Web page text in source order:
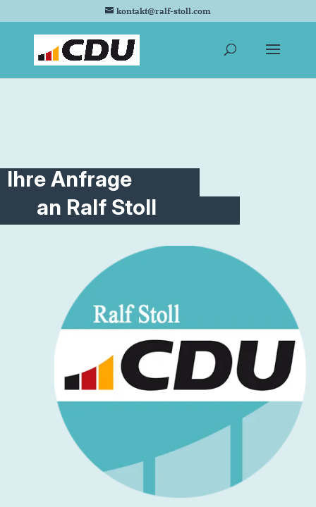
kontakt@ralf-stoll.com
Ihre Anfrage
an Ralf Stoll